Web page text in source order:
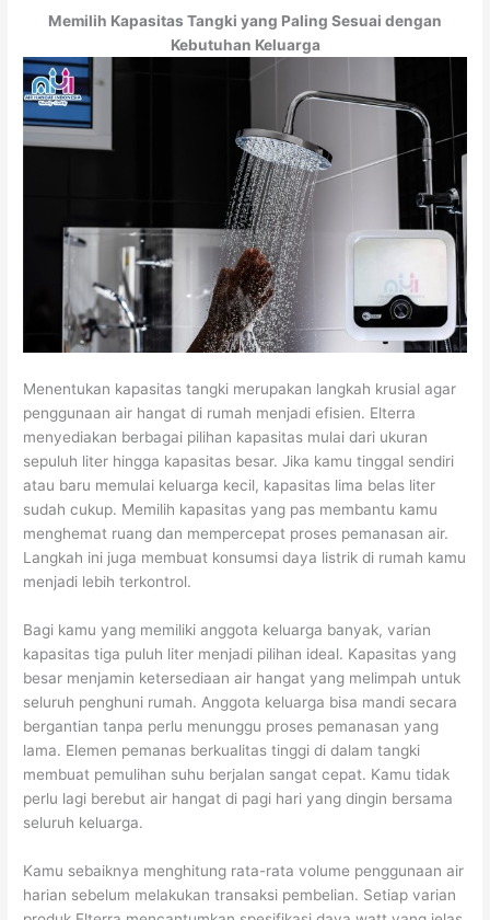
Memilih Kapasitas Tangki yang Paling Sesuai dengan
Kebutuhan Keluarga
Menentukan kapasitas tangki merupakan langkah krusial agar
penggunaan air hangat di rumah menjadi efisien. Elterra
menyediakan berbagai pilihan kapasitas mulai dari ukuran
sepuluh liter hingga kapasitas besar. Jika kamu tinggal sendiri
atau baru memulai keluarga kecil, kapasitas lima belas liter
sudah cukup. Memilih kapasitas yang pas membantu kamu
menghemat ruang dan mempercepat proses pemanasan air.
Langkah ini juga membuat konsumsi daya listrik di rumah kamu
menjadi lebih terkontrol.
Bagi kamu yang memiliki anggota keluarga banyak, varian
kapasitas tiga puluh liter menjadi pilihan ideal. Kapasitas yang
besar menjamin ketersediaan air hangat yang melimpah untuk
seluruh penghuni rumah. Anggota keluarga bisa mandi secara
bergantian tanpa perlu menunggu proses pemanasan yang
lama. Elemen pemanas berkualitas tinggi di dalam tangki
membuat pemulihan suhu berjalan sangat cepat. Kamu tidak
perlu lagi berebut air hangat di pagi hari yang dingin bersama
seluruh keluarga.
Kamu sebaiknya menghitung rata-rata volume penggunaan air
harian sebelum melakukan transaksi pembelian. Setiap varian